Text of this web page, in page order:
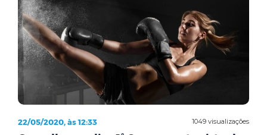
1049 visualizações
22/05/2020, às 12:33